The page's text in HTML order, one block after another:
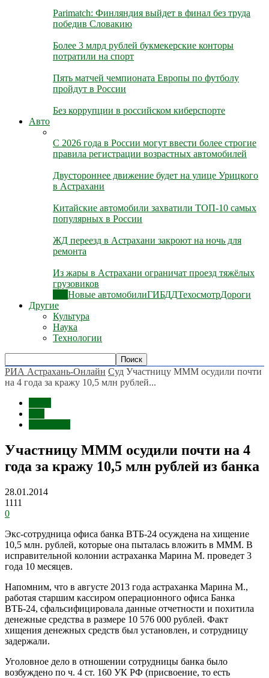
Parimatch: Финляндия выйдет в финал без труда
победив Словакию
Более 3 млрд рублей букмекерские конторы
потратили на спорт
Пять матчей чемпионата Европы по футболу
пройдут в России
Без коррупции в российском киберспорте
Авто
С 2026 года в России могут ввести более строгие
правила регистрации возрастных автомобилей
Двустороннее движение будет на улице Урицкого
в Астрахани
Китайские автомобили захватили ТОП-10 самых
популярных в России
ЖД переезд в Астрахани закроют на ночь для
ремонта
Из жары в Астрахани ограничат проезд тяжёлых
грузовиков
Новые автомобилиГИБДДТехосмотрДороги
Другие
Культура
Наука
Технологии
РИА Астрахань-Онлайн Суд Участницу МММ осудили почти
на 4 года за кражу 10,5 млн рублей...
Участницу МММ осудили почти на 4
года за кражу 10,5 млн рублей из банка
28.01.2014
1111
0
Экс-сотрудница офиса банка ВТБ-24 осуждена на хищение
10,5 млн. рублей, которые она пыталась вложить в МММ. В
исправительной колонии астраханка Марина М. проведет 3
года 10 месяцев.
Напомним, что в августе 2013 года астраханка Марина М.,
работая старшим кассиром операционного офиса Банка
ВТБ-24, сфальсифицировала данные отчетности и похитила
денежные средства в размере 10 576 000 рублей. Факт
хищения денежных средств был установлен, и сотрудницу
задержали.
Уголовное дело в отношении сотрудницы банка было
возбуждено по ч. 4 ст. 160 УК РФ (присвоение, то есть